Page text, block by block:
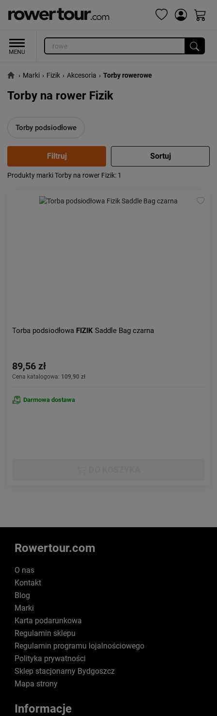
› Marki › Fizik › Akcesoria › Torby rowerowe
Torby na rower Fizik
Torby podsiodłowe
Popularność:
od najwyższej
Produkty marki Torby na rower Fizik: 1
Torba podsiodłowa FIZIK Saddle Bag czarna
89,56 zł
Cena katalogowa: 109,90 zł
Darmowa dostawa
Rowertour.com
O nas
Kontakt
Blog
Marki
Karta podarunkowa
Regulamin sklepu
Regulamin programu lojalnościowego
Polityka prywatności
Sklep stacjonarny Bydgoszcz
Mapa strony
Informacje